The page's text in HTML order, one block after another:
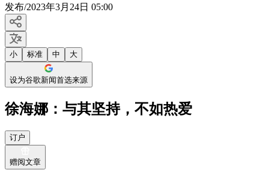
发布/2023年3月24日 05:00
小 标准 中 大
设为谷歌新闻首选来源
徐海娜：与其坚持，不如热爱
订户
赠阅文章